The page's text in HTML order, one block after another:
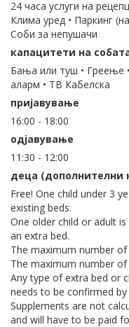
24 часа услуги на
Клима уред • Паркинг
Соби за непушачи
капацитети на
Бања или туш • Греење
аларм • ТВ Кабелска
пријавување
16:00 - 18:00
одјавување
11:30 - 12:00
деца (дополнителни
Free! One child under 3
existing beds.
One older child or adult
an extra bed.
The maximum number
The maximum number
Any type of extra bed or
needs to be confirmed
Supplements are not
and will have to be paid